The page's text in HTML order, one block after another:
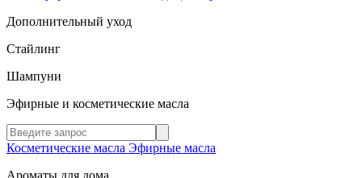
Дополнительный уход
Стайлинг
Шампуни
Эфирные и косметические масла
Косметические масла Эфирные масла
Ароматы для дома